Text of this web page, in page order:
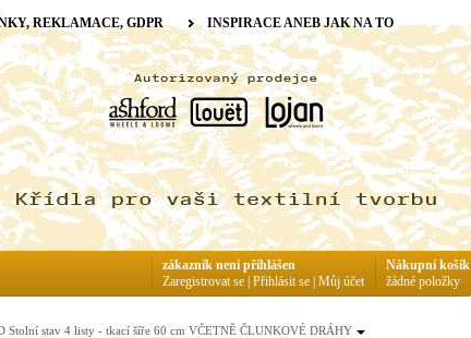
Stolní stav 4 listy - tkací šíře 60 cm VČETNĚ ČLUNKOVÉ DRÁHY
REKLAMACE, GDPR INSPIRACE ANEB JAK NA TO
Nákupní košík
žádné položky
zákazník není přihlášen
Zaregistrovat se Přihlásit se Můj účet